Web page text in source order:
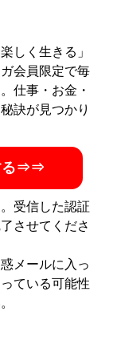
しく生きる」
会員限定で毎
仕事・お金・
訣が見つかり
る⇒⇒
受信した認証
させてくださ
メールに入っ
ている可能性